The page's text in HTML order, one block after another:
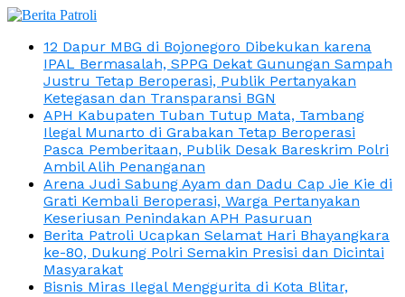
12 Dapur MBG di Bojonegoro Dibekukan karena
IPAL Bermasalah, SPPG Dekat Gunungan Sampah
Justru Tetap Beroperasi, Publik Pertanyakan
Ketegasan dan Transparansi BGN
APH Kabupaten Tuban Tutup Mata, Tambang
Ilegal Munarto di Grabakan Tetap Beroperasi
Pasca Pemberitaan, Publik Desak Bareskrim Polri
Ambil Alih Penanganan
Arena Judi Sabung Ayam dan Dadu Cap Jie Kie di
Grati Kembali Beroperasi, Warga Pertanyakan
Keseriusan Penindakan APH Pasuruan
Berita Patroli Ucapkan Selamat Hari Bhayangkara
ke-80, Dukung Polri Semakin Presisi dan Dicintai
Masyarakat
Bisnis Miras Ilegal Menggurita di Kota Blitar,